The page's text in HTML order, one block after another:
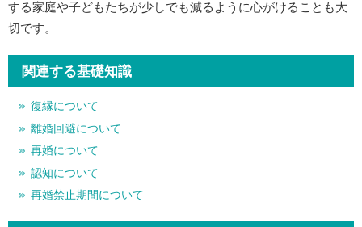
する家庭や子どもたちが少しでも減るように心がけることも大
切です。
関連する基礎知識
復縁について
離婚回避について
再婚について
認知について
再婚禁止期間について